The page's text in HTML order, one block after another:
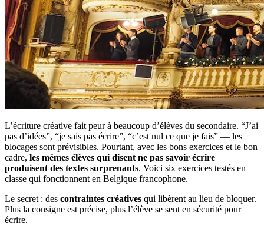
L’écriture créative fait peur à beaucoup d’élèves du secondaire. “J’ai
pas d’idées”, “je sais pas écrire”, “c’est nul ce que je fais” — les
blocages sont prévisibles. Pourtant, avec les bons exercices et le bon
cadre, les mêmes élèves qui disent ne pas savoir écrire
produisent des textes surprenants. Voici six exercices testés en
classe qui fonctionnent en Belgique francophone.
Le secret : des contraintes créatives qui libèrent au lieu de bloquer.
Plus la consigne est précise, plus l’élève se sent en sécurité pour
écrire.